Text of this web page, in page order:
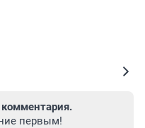
первым!